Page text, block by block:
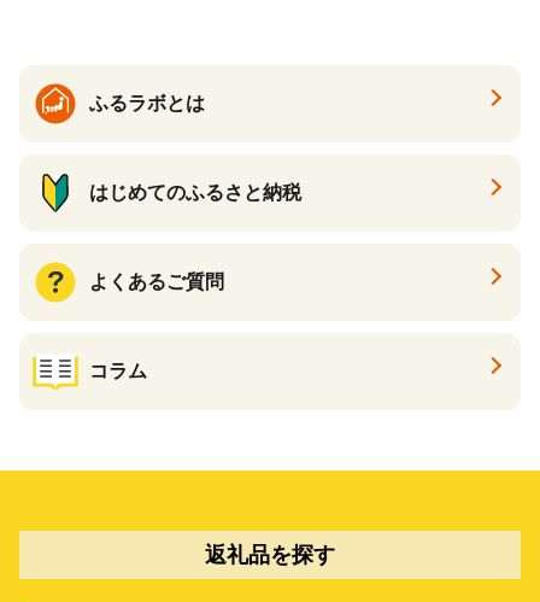
ふるラボとは
はじめてのふるさと納税
よくあるご質問
コラム
返礼品を探す